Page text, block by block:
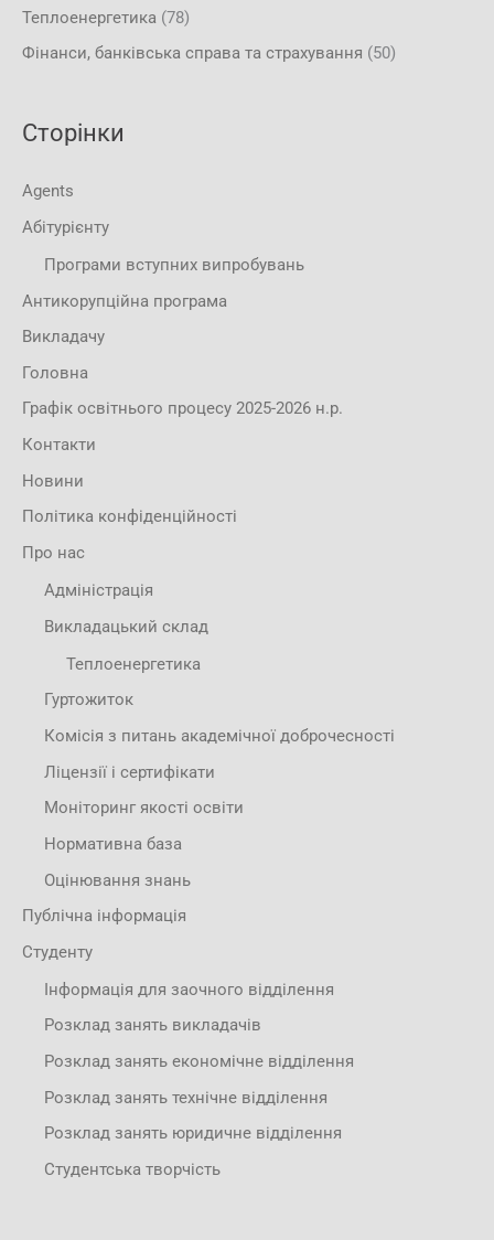
Теплоенергетика (78)
Фінанси, банківська справа та страхування (50)
Сторінки
Agents
Абітурієнту
Програми вступних випробувань
Антикорупційна програма
Викладачу
Головна
Графік освітнього процесу 2025-2026 н.р.
Контакти
Новини
Політика конфіденційності
Про нас
Адміністрація
Викладацький склад
Теплоенергетика
Гуртожиток
Комісія з питань академічної доброчесності
Ліцензії і сертифікати
Моніторинг якості освіти
Нормативна база
Оцінювання знань
Публічна інформація
Студенту
Інформація для заочного відділення
Розклад занять викладачів
Розклад занять економічне відділення
Розклад занять технічне відділення
Розклад занять юридичне відділення
Студентська творчість